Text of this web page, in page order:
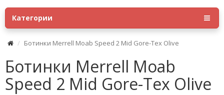
Категории
Ботинки Merrell Moab Speed 2 Mid Gore-Tex Olive
Ботинки Merrell Moab
Speed 2 Mid Gore-Tex Olive